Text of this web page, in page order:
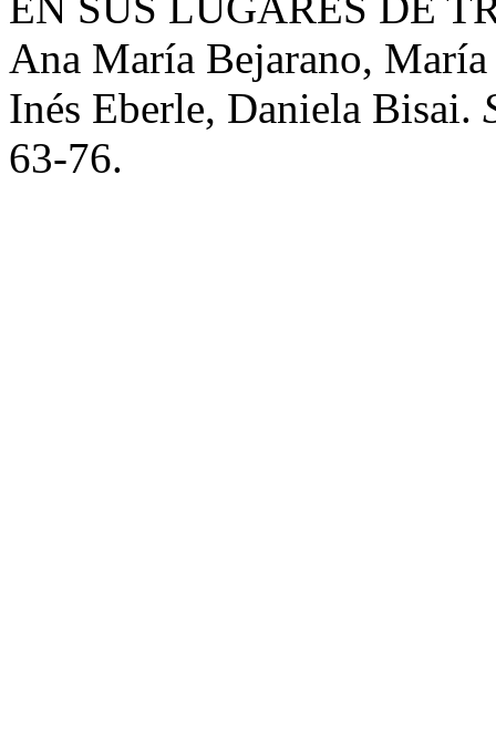
Ana María Bejarano,
Inés Eberle, Daniela Bisai.
63-76.